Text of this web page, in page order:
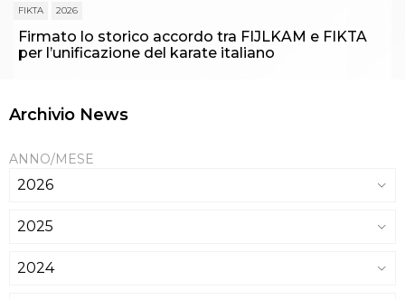
FIKTA 2026
Firmato lo storico accordo tra FIJLKAM e FIKTA
per l’unificazione del karate italiano
Archivio News
ANNO/MESE
2026
2025
2024